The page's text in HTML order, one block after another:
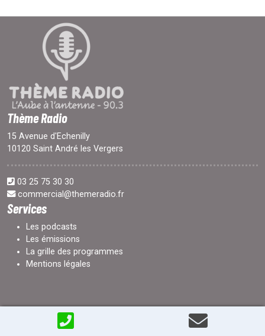
Thème Radio
15 Avenue d'Echenilly
10120 Saint André les Vergers
03 25 75 30 30
commercial@themeradio.fr
Services
Les podcasts
Les émissions
La grille des programmes
Mentions légales
Tous droits réservés © - Réalisation : www.arnotw.net